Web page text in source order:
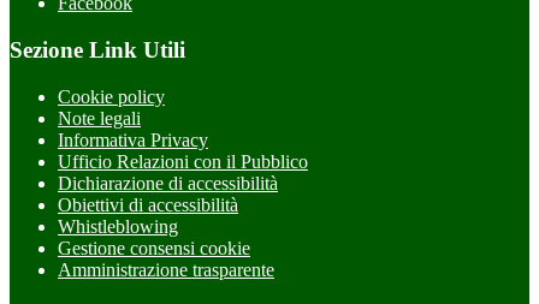
Sezione Link Utili
Cookie policy
Note legali
Informativa Privacy
Ufficio Relazioni con il Pubblico
Dichiarazione di accessibilità
Obiettivi di accessibilità
Whistleblowing
Gestione consensi cookie
Amministrazione trasparente